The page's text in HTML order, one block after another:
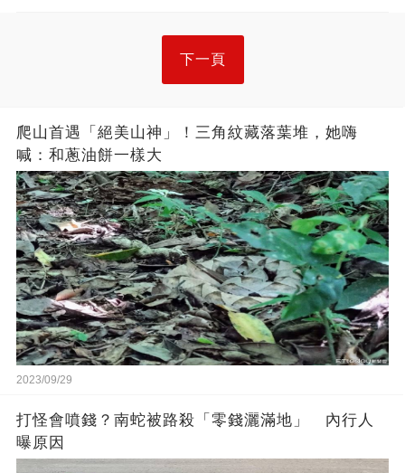
下一頁
爬山首遇「絕美山神」！三角紋藏落葉堆，她嗨
喊：和蔥油餅一樣大
2023/09/29
打怪會噴錢？南蛇被路殺「零錢灑滿地」 內行人
曝原因